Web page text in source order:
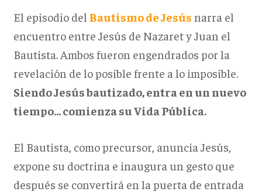
El episodio del Bautismo de Jesús narra el
encuentro entre Jesús de Nazaret y Juan el
Bautista. Ambos fueron engendrados por la
revelación de lo posible frente a lo imposible.
Siendo Jesús bautizado, entra en un nuevo
tiempo… comienza su Vida Pública.
El Bautista, como precursor, anuncia Jesús,
expone su doctrina e inaugura un gesto que
después se convertirá en la puerta de entrada